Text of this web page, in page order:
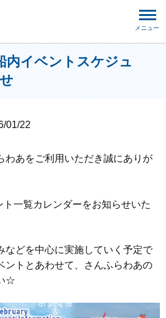
メニュー
イベントスケジュ
01/22
わあをご利用いただき誠にありが
ト一覧カレンダーをお知らせいた
などを中心に実施していく予定で
ントとあわせて、さんふらわあの
☆